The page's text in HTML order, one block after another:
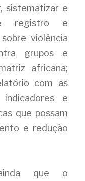
sistematizar e
registro e
violência
grupos e
africana;
com as
indicadores e
que possam
e redução
que o